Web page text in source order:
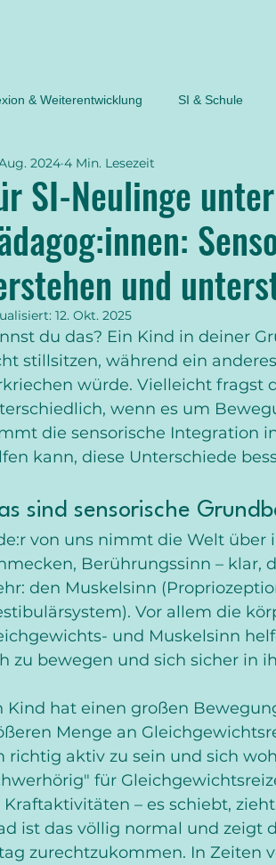
& Weiterentwicklung SI & Schule
beste Praxis
Testverfahren Intuition
SPM-2 stichhaltige Diagnostik
taktile Perzeption
SI-Neulinge
und
2024 4 Min. Lesezeit
12. Okt. 2025
du das? Ein Kind in deiner
stillsitzen, während ein
würde. Vielleicht fragst
wenn es um
die sensorische Integration
kann, diese Unterschiede
sind sensorische
von uns nimmt die Welt über
Berührungssinn –
den Muskelsinn
Vor allem die
und Muskelsinn
zu bewegen und sich sicher in
Kind hat einen großen
Menge an
richtig aktiv zu sein und sich
für
Kraftaktivitäten – es schiebt,
ist das völlig normal und zeigt
zurechtzukommen. In Zeiten